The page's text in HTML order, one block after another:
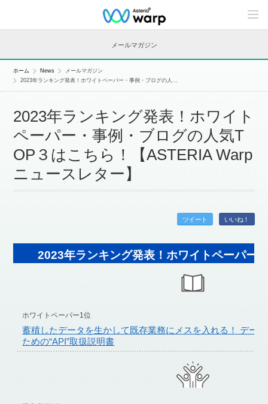
C
n
n
メールマガジン
ホーム News
メールマガジン
2023年ランキング発表！ホワイトペーパー・事例・ブログの人...
2023年ランキング発表！ホワイト
ペーパー・事例・ブログの人気T
OP３はこちら！【ASTERIA Warp
ニュースレター】
ツイート いいね！
2023年ランキング発表！ホワイトペーパー
ホワイトペーパー1位
蓄積したデータを生かして既存業務にメスを入れる！ デー
ための“API”取扱説明書